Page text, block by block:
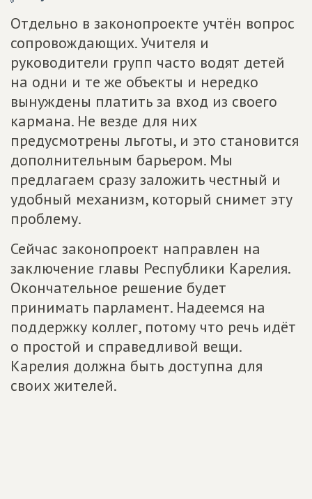
Отдельно в законопроекте учтён вопрос
сопровождающих. Учителя и
руководители групп часто водят детей
на одни и те же объекты и нередко
вынуждены платить за вход из своего
кармана. Не везде для них
предусмотрены льготы, и это становится
дополнительным барьером. Мы
предлагаем сразу заложить честный и
удобный механизм, который снимет эту
проблему.
Сейчас законопроект направлен на
заключение главы Республики Карелия.
Окончательное решение будет
принимать парламент. Надеемся на
поддержку коллег, потому что речь идёт
о простой и справедливой вещи.
Карелия должна быть доступна для
своих жителей.